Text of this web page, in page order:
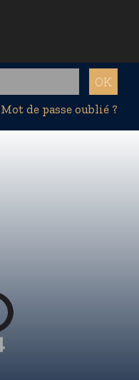
Mot de passe oublié ?